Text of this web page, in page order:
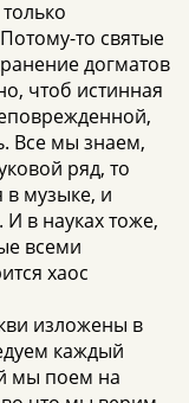
то святые
догматов
чтоб истинная
Все мы знаем,
ряд, то
в музыке, и
в науках тоже,
всеми
хаос
изложены в
каждый
мы поем на